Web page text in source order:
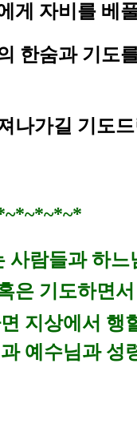
게 자비를 베
한숨과 기도
나가길 기도
람들과 하
은 기도하면
지상에서 행
예수님과